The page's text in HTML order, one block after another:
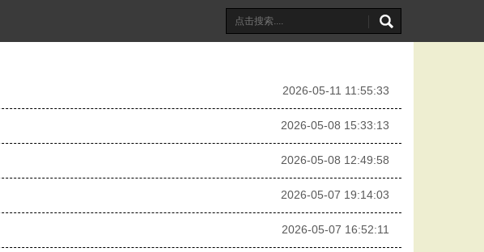
2026-05-11 11:55:33
2026-05-08 15:33:13
2026-05-08 12:49:58
2026-05-07 19:14:03
2026-05-07 16:52:11